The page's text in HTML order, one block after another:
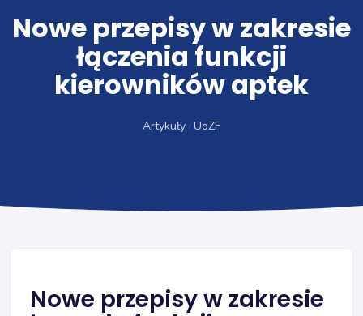
Nowe przepisy w zakresie
łączenia funkcji
kierowników aptek
Artykuły UoZF
Nowe przepisy w zakresie